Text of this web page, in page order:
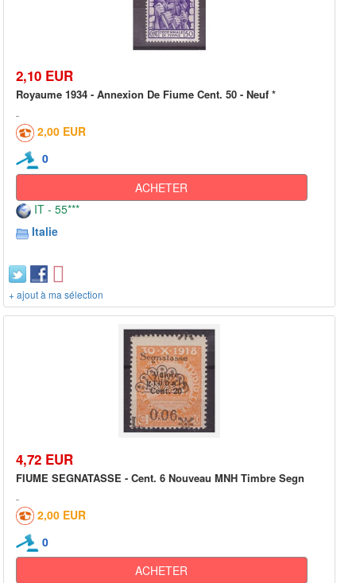
2,10 EUR
Royaume 1934 - Annexion De Fiume Cent. 50 - Neuf *
2,00 EUR
0
ACHETER
IT - 55***
Italie
+ ajout à ma sélection
4,72 EUR
FIUME SEGNATASSE - Cent. 6 Nouveau MNH Timbre Segn
2,00 EUR
0
ACHETER